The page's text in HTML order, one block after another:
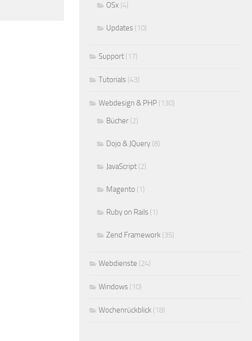
OSx (4)
Updates (10)
Support (17)
Tutorials (43)
Webdesign & PHP (130)
Bücher (2)
Dojo & JQuery (8)
JavaScript (2)
Magento (1)
Ruby on Rails (1)
Zend Framework (35)
Webdienste (24)
Windows (10)
Wochenrückblick (18)